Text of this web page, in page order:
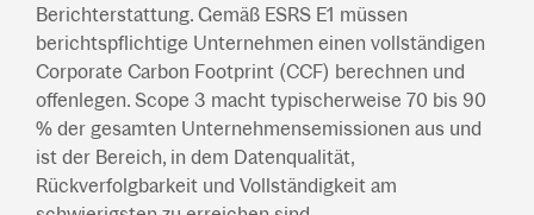
Berichterstattung. Gemäß ESRS E1 müssen
berichtspflichtige Unternehmen einen vollständigen
Corporate Carbon Footprint (CCF) berechnen und
offenlegen. Scope 3 macht typischerweise 70 bis 90
% der gesamten Unternehmensemissionen aus und
ist der Bereich, in dem Datenqualität,
Rückverfolgbarkeit und Vollständigkeit am